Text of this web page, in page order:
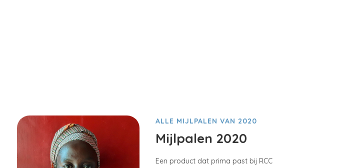
ALLE MIJLPALEN VAN 2020
Mijlpalen 2020
Een product dat prima past bij RCC